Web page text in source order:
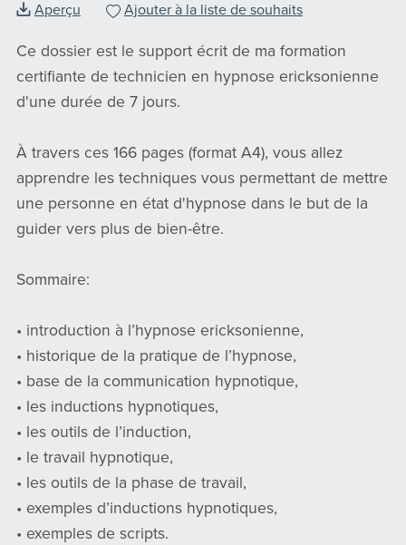
Aperçu Ajouter à la liste de souhaits
Ce dossier est le support écrit de ma formation
certifiante de technicien en hypnose ericksonienne
d'une durée de 7 jours.
À travers ces 166 pages (format A4), vous allez
apprendre les techniques vous permettant de mettre
une personne en état d'hypnose dans le but de la
guider vers plus de bien-être.
Sommaire:
• introduction à l’hypnose ericksonienne,
• historique de la pratique de l’hypnose,
• base de la communication hypnotique,
• les inductions hypnotiques,
• les outils de l’induction,
• le travail hypnotique,
• les outils de la phase de travail,
• exemples d’inductions hypnotiques,
• exemples de scripts.